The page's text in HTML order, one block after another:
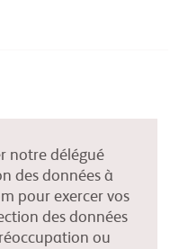
notre délégué
des données à
pour exercer vos
des données
ou